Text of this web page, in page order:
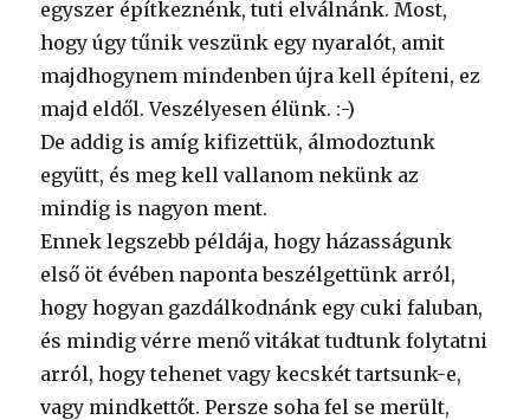
egyszer építkeznénk, tuti elválnánk. Most,
hogy úgy tűnik veszünk egy nyaralót, amit
majdhogynem mindenben újra kell építeni, ez
majd eldől. Veszélyesen élünk. :-)
De addig is amíg kifizettük, álmodoztunk
együtt, és meg kell vallanom nekünk az
mindig is nagyon ment.
Ennek legszebb példája, hogy házasságunk
első öt évében naponta beszélgettünk arról,
hogy hogyan gazdálkodnánk egy cuki faluban,
és mindig vérre menő vitákat tudtunk folytatni
arról, hogy tehenet vagy kecskét tartsunk-e,
vagy mindkettőt. Persze soha fel se merült,